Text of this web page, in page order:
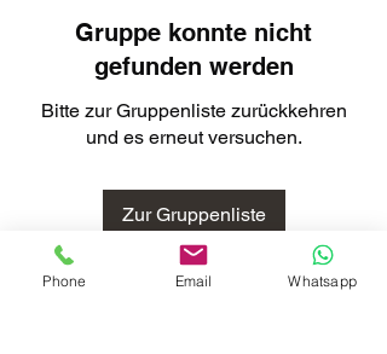
Gruppe konnte nicht
gefunden werden
Bitte zur Gruppenliste zurückkehren
und es erneut versuchen.
Zur Gruppenliste
Phone Email Whatsapp